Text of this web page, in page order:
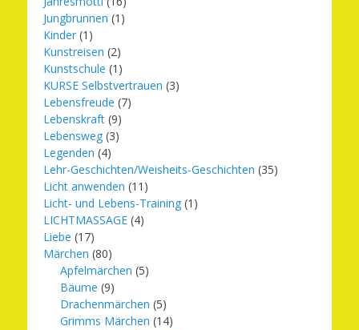
Jungbrunnen (1)
Kinder (1)
Kunstreisen (2)
Kunstschule (1)
KURSE Selbstvertrauen (3)
Lebensfreude (7)
Lebenskraft (9)
Lebensweg (3)
Legenden (4)
Lehr-Geschichten/Weisheits-Geschichten (35)
Licht anwenden (11)
Licht- und Lebens-Training (1)
LICHTMASSAGE (4)
Liebe (17)
Märchen (80)
Apfelmärchen (5)
Bäume (9)
Drachenmärchen (5)
Grimms Märchen (14)